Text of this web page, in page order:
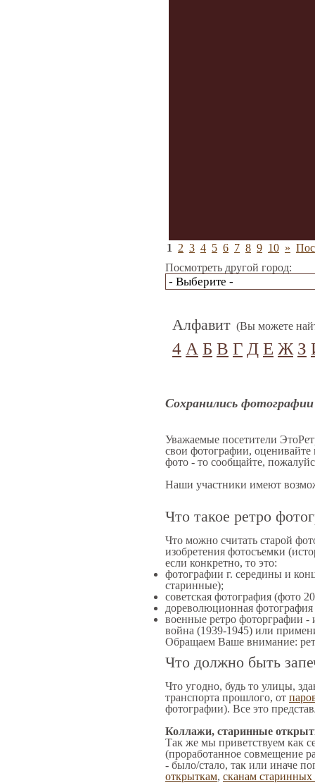
1 2 3 4 5 6 7 8 9 10 »
Посмотреть другой город:
Алфавит (Вы можете
4 А Б В Г Д Е Ж З
Сохранились
Уважаемые посетители
свои фотографии,
фото - то сообщайте,
Наши участники имеют
Что такое ретро
Что можно считать старой
изобретения фотосъемки
если конкретно, то это:
фотографии г. середины и
старинные);
советская фотография (фото
дореволюционная фотография
военные ретро фоторграфии -
война (1939-1945) или
Обращаем Ваше внимание:
Что должно быть
Что угодно, будь то улицы,
транспорта прошлого, от
фотографии). Все это
Коллажи, старинные
Так же мы приветствуем как
(проработанное совмещение
- было/стало, так или иначе
открыткам, сканам старинных